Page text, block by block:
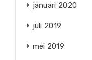
januari 2020
juli 2019
mei 2019